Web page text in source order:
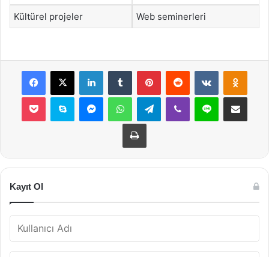
Kültürel projeler Web seminerleri
Facebook
X LinkedInTumblr PinterestReddit VKontakte
Pocket Skype MessengerWhatsAppTelegramViber Line E-Posta ile
Yazdır
Kayıt Ol